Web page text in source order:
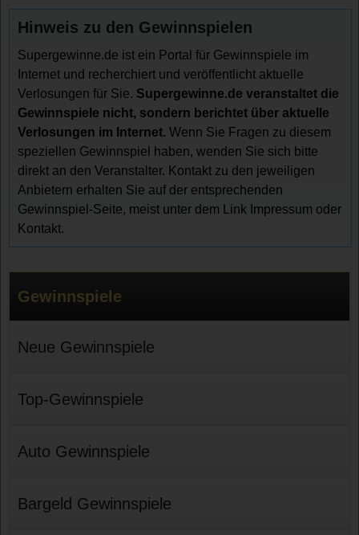
Hinweis zu den Gewinnspielen
Supergewinne.de ist ein Portal für Gewinnspiele im
Internet und recherchiert und veröffentlicht aktuelle
Verlosungen für Sie. Supergewinne.de veranstaltet die
Gewinnspiele nicht, sondern berichtet über aktuelle
Verlosungen im Internet. Wenn Sie Fragen zu diesem
speziellen Gewinnspiel haben, wenden Sie sich bitte
direkt an den Veranstalter. Kontakt zu den jeweiligen
Anbietern erhalten Sie auf der entsprechenden
Gewinnspiel-Seite, meist unter dem Link Impressum oder
Kontakt.
Gewinnspiele
Neue Gewinnspiele
Top-Gewinnspiele
Auto Gewinnspiele
Bargeld Gewinnspiele